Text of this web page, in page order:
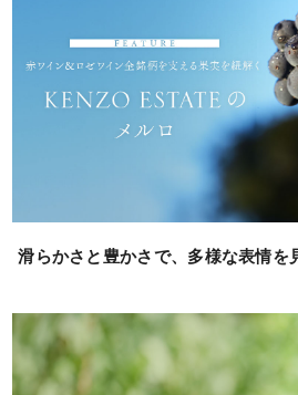
滑らかさと豊かさで、多様な表情を